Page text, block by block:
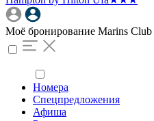
Моё бронирование Marins Club
Номера
Спецпредложения
Афиша